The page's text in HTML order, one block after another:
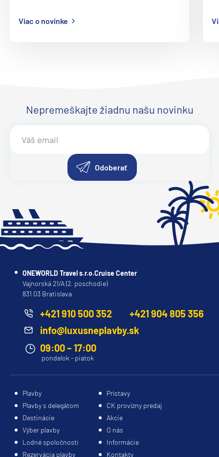
Viac o novinke
Nepremeškajte žiadnu našu novinku
Odoberať
ONEWORLD Travel s.r.o.Cruise Center
Vajnorská 21/A (2. poschodie)
831 03 Bratislava
+421 910 500 352
+421 904 805 356
info@luxusneplavby.sk
09:00 – 17:00
pondelok - piatok
Plavby
Prístavy
Plavby s delegátom
CK provízny predaj
Destinácie
Akcie
Výber plavby
O nás
Lodné spoločnosti
Informácie
Rezervácia plavby
Kontakty